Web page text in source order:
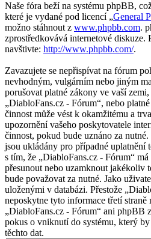
Naše fóra beží na systému phpBB,
které je vydané pod licencí „General
možno stáhnout z www.phpbb.com.
zprostředkovává internetové diskuze.
navštivte: http://www.phpbb.com/.
Zavazujete se nepřispívat na fórum
nevhodným, vulgárním nebo jiným
porušovat platné zákony ve vaší
„DiabloFans.cz - Fórum“, nebo
činnost může vést k okamžitému a
upozornění vašeho poskytovatele
činnost, pokud bude uznáno za
jsou ukládány pro případné uplatnění
s tím, že „DiabloFans.cz - Fórum“
přesunout nebo uzamknout jakékoliv
bude považovat za nutné. Jako
uloženými v databázi. Přestože
neposkytne tyto informace třetí straně
„DiabloFans.cz - Fórum“ ani phpBB
pokus o vniknutí do systému, který
těchto dat.